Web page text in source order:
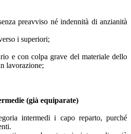
preavviso né indennità di anzianità
i superiori;
e con colpa grave del materiale dello
lavorazione;
(già equiparate)
intermedi i capo reparto, purché